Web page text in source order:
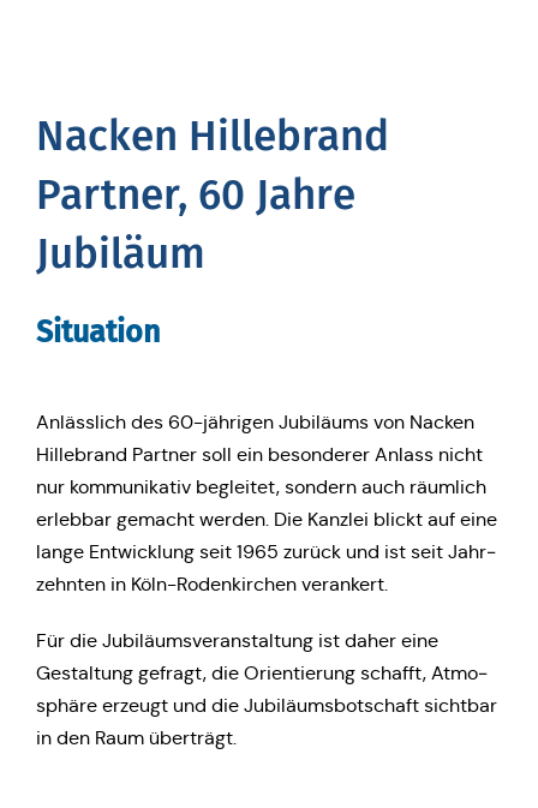
Nacken Hil­le­brand
Partner, 60 Jahre
Jubiläum
Situa­ti­on
Anläss­lich des 60-jäh­ri­gen Jubi­lä­ums von Nacken
Hil­le­brand Partner soll ein beson­de­rer Anlass nicht
nur kom­mu­ni­ka­tiv beglei­tet, sondern auch räum­lich
erleb­bar gemacht werden. Die Kanzlei blickt auf eine
lange Ent­wick­lung seit 1965 zurück und ist seit Jahr­
zehn­ten in Köln-Roden­kir­chen verankert.
Für die Jubi­lä­ums­ver­an­stal­tung ist daher eine
Gestal­tung gefragt, die Ori­en­tie­rung schafft, Atmo­
sphä­re erzeugt und die Jubi­lä­ums­bot­schaft sicht­bar
in den Raum überträgt.